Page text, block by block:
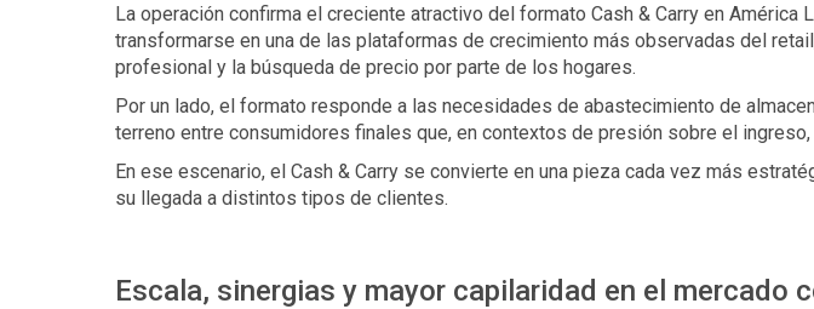
La operación confirma el creciente atractivo del formato Cash & Carry en
transformarse en una de las plataformas de crecimiento más observadas del
profesional y la búsqueda de precio por parte de los hogares.
Por un lado, el formato responde a las necesidades de abastecimiento de
terreno entre consumidores finales que, en contextos de presión sobre el
En ese escenario, el Cash & Carry se convierte en una pieza cada vez más
su llegada a distintos tipos de clientes.
Escala, sinergias y mayor capilaridad en el mercado